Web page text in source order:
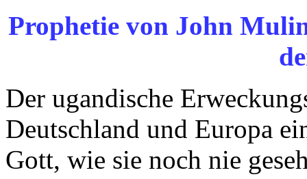
Prophetie von John
Der ugandische
Deutschland und Europa
Gott, wie sie noch nie